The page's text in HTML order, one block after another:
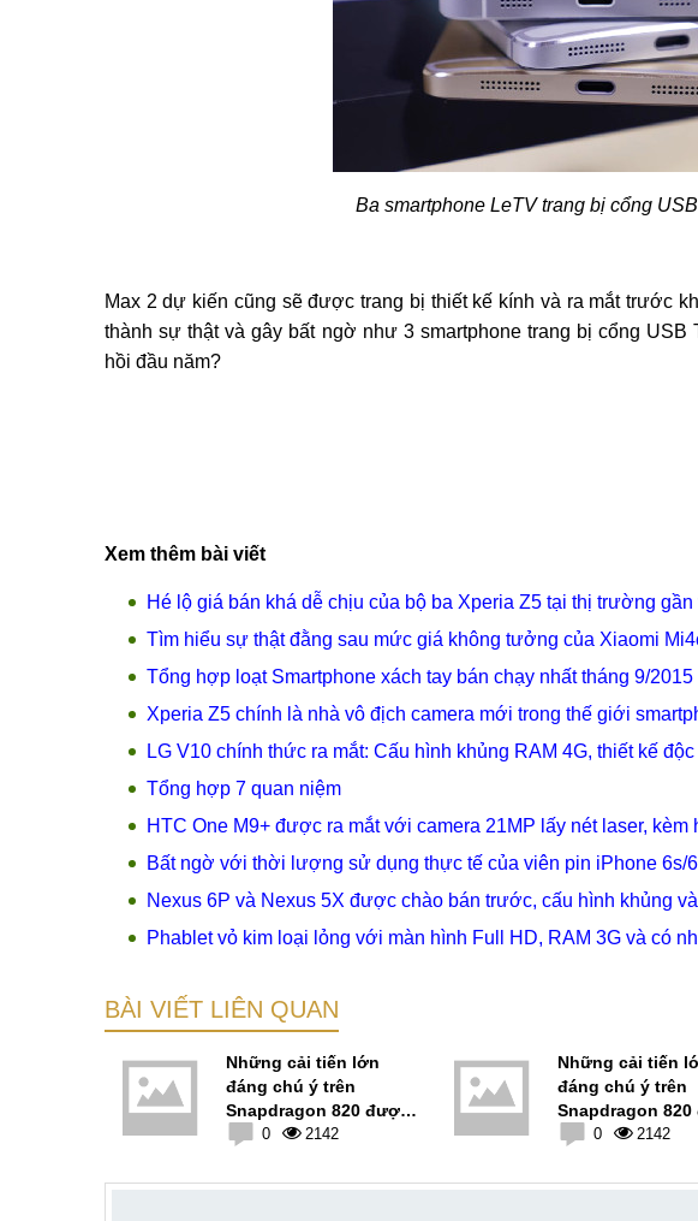
Ba smartphone LeTV trang bị cổng
Max 2 dự kiến ​​cũng sẽ được trang bị thiết kế kính và ra mắt trước
thành sự thật và gây bất ngờ như 3 smartphone trang bị cổng
hồi đầu năm?
Xem thêm bài viết
Hé lộ giá bán khá dễ chịu của bộ ba Xperia Z5 tại thị trường
Tìm hiểu sự thật đằng sau mức giá không tưởng của Xiaomi
Tổng hợp loạt Smartphone xách tay bán chạy nhất tháng 9/2015
Xperia Z5 chính là nhà vô địch camera mới trong thế giới
LG V10 chính thức ra mắt: Cấu hình khủng RAM 4G, thiết kế
Tổng hợp 7 quan niệm
HTC One M9+ được ra mắt với camera 21MP lấy nét laser,
Bất ngờ với thời lượng sử dụng thực tế của viên pin iPhone 6s/
Nexus 6P và Nexus 5X được chào bán trước, cấu hình khủng
Phablet vỏ kim loại lỏng với màn hình Full HD, RAM 3G và có
BÀI VIẾT LIÊN QUAN
Những cải tiến lớn
đáng chú ý trên
Snapdragon 820 được
Qualcomm tiết lộ
0 2142
Những cải tiến
đáng chú ý trên
Snapdragon
Qualcomm tiết lộ
0 2142